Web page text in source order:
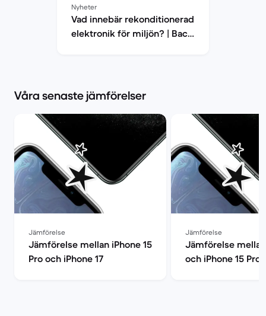
Nyheter
Vad innebär rekonditionerad
elektronik för miljön? | Back
Våra senaste jämförelser
Jämförelse
Jämförelse mellan iPhone 15
Pro och iPhone 17
Jämförelse
Jämförelse mellan
och iPhone 15 Pro